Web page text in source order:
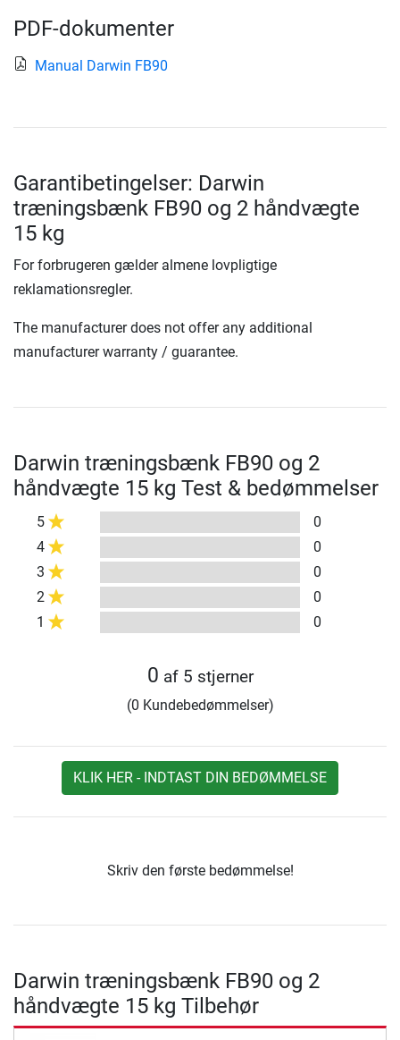
PDF-dokumenter
Manual Darwin FB90
Garantibetingelser: Darwin
træningsbænk FB90 og 2 håndvægte
15 kg
For forbrugeren gælder almene lovpligtige
reklamationsregler.
The manufacturer does not offer any additional
manufacturer warranty / guarantee.
Darwin træningsbænk FB90 og 2
håndvægte 15 kg Test & bedømmelser
5
0
4
0
3
0
2
0
1
0
0 af 5 stjerner
(0 Kundebedømmelser)
KLIK HER - INDTAST DIN BEDØMMELSE
Skriv den første bedømmelse!
Darwin træningsbænk FB90 og 2
håndvægte 15 kg Tilbehør